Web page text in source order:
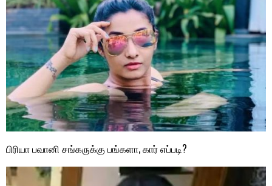
பிரியா பவானி சங்கருக்கு பங்களா, கார் எப்படி?